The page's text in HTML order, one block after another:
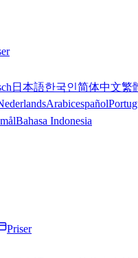
日本語한국인简体中文繁
Arabicespañol
Bahasa Indonesia
Priser